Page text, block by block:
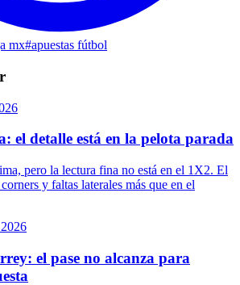
mx#apuestas fútbol
el detalle está en la pelota parada
pero la lectura fina no está en el 1X2. El
y faltas laterales más que en el
el pase no alcanza para